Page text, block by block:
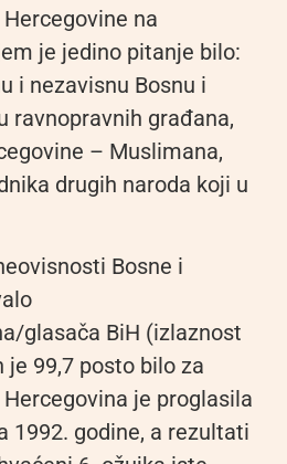
na
je jedino pitanje bilo:
i nezavisnu Bosnu i
ravnopravnih građana,
– Muslimana,
drugih naroda koji u
Bosne i
glasača BiH (izlaznost
je 99,7 posto bilo za
je proglasila
1992. godine, a rezultati